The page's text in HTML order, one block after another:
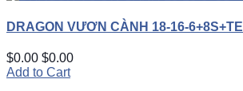
DRAGON VƯƠN CÀNH 18-16-6+8S+TE
$0.00 $0.00
Add to Cart